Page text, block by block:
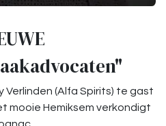
Verlinden (Alfa Spirits) te gast
mooie Hemiksem verkondigt